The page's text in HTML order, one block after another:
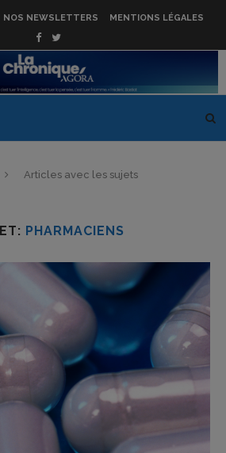
NOS NEWSLETTERS MENTIONS LÉGALES
Articles avec les sujets
PHARMACIENS